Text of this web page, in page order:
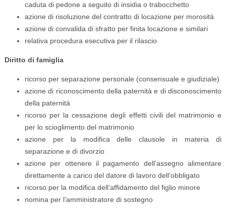
caduta di pedone a seguito di insidia o trabocchetto
azione di risoluzione del contratto di locazione per morosità
azione di convalida di sfratto per finita locazione e similari
relativa procedura esecutiva per il rilascio
Diritto di famiglia
ricorso per separazione personale (consensuale e giudiziale)
azione di riconoscimento della paternità e di disconoscimento
della paternità
ricorso per la cessazione degli effetti civili del matrimonio e
per lo scioglimento del matrimonio
azione per la modifica delle clausole in materia di
separazione e di divorzio
azione per ottenere il pagamento dell’assegno alimentare
direttamente a carico del datore di lavoro dell’obbligato
ricorso per la modifica dell’affidamento del figlio minore
nomina per l’amministratore di sostegno